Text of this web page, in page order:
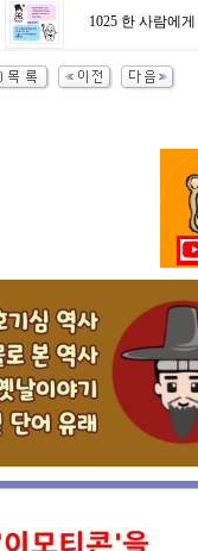
1025 한 사람에